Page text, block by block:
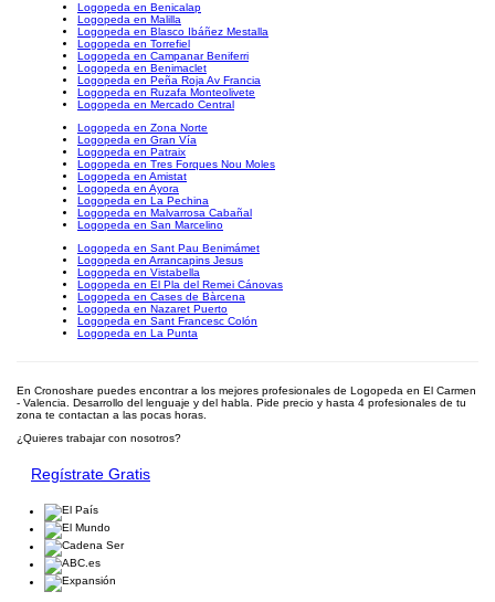
Logopeda en Benicalap
Logopeda en Malilla
Logopeda en Blasco Ibáñez Mestalla
Logopeda en Torrefiel
Logopeda en Campanar Beniferri
Logopeda en Benimaclet
Logopeda en Peña Roja Av Francia
Logopeda en Ruzafa Monteolivete
Logopeda en Mercado Central
Logopeda en Zona Norte
Logopeda en Gran Vía
Logopeda en Patraix
Logopeda en Tres Forques Nou Moles
Logopeda en Amistat
Logopeda en Ayora
Logopeda en La Pechina
Logopeda en Malvarrosa Cabañal
Logopeda en San Marcelino
Logopeda en Sant Pau Benimámet
Logopeda en Arrancapins Jesus
Logopeda en Vistabella
Logopeda en El Pla del Remei Cánovas
Logopeda en Cases de Bàrcena
Logopeda en Nazaret Puerto
Logopeda en Sant Francesc Colón
Logopeda en La Punta
En Cronoshare puedes encontrar a los mejores profesionales de Logopeda en El Carmen
- Valencia. Desarrollo del lenguaje y del habla. Pide precio y hasta 4 profesionales de tu
zona te contactan a las pocas horas.
¿Quieres trabajar con nosotros?
Regístrate Gratis